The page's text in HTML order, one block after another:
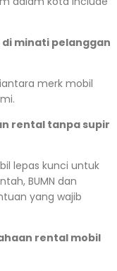
minati pelanggan
merk mobil
rental tanpa supir
lepas kunci untuk
BUMN dan
yang wajib
rental mobil